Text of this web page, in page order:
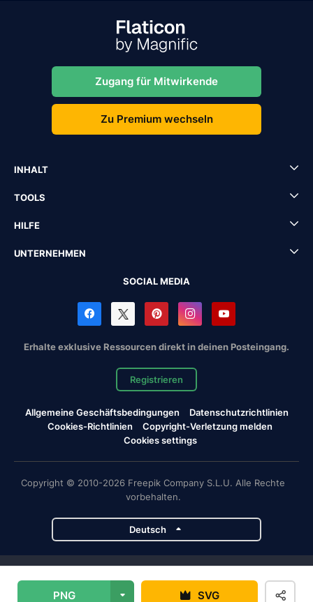
PNG SVG
Zugang für Mitwirkende
Zu Premium wechseln
INHALT
TOOLS
HILFE
UNTERNEHMEN
SOCIAL MEDIA
Erhalte exklusive Ressourcen direkt in deinen Posteingang.
Registrieren
Allgemeine Geschäftsbedingungen
Datenschutzrichtlinien
Cookies-Richtlinien
Copyright-Verletzung melden
Cookies settings
Copyright © 2010-2026 Freepik Company S.L.U. Alle Rechte
vorbehalten.
Deutsch